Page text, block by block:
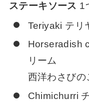
ステーキソース 1
Teriyaki テリ
Horseradish
リーム
西洋わさびの
Chimichurri